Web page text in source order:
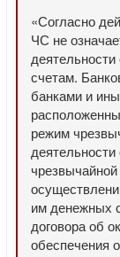
«Согласно
ЧС не
счетам.
банками и
режим
деятельности
им денежных
договора об
обеспечения